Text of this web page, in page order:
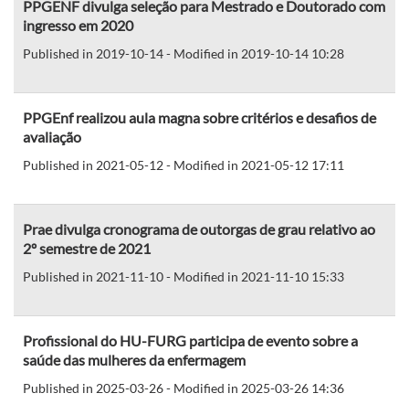
PPGENF divulga seleção para Mestrado e Doutorado com
ingresso em 2020
Published in 2019-10-14 - Modified in 2019-10-14 10:28
PPGEnf realizou aula magna sobre critérios e desafios de
avaliação
Published in 2021-05-12 - Modified in 2021-05-12 17:11
Prae divulga cronograma de outorgas de grau relativo ao
2º semestre de 2021
Published in 2021-11-10 - Modified in 2021-11-10 15:33
Profissional do HU-FURG participa de evento sobre a
saúde das mulheres da enfermagem
Published in 2025-03-26 - Modified in 2025-03-26 14:36